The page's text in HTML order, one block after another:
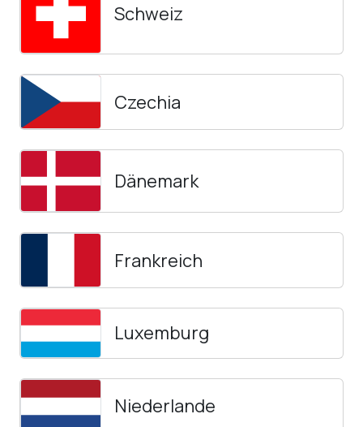
Schweiz
Czechia
Dänemark
Frankreich
Luxemburg
Niederlande